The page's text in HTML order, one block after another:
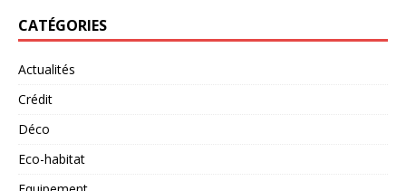
CATÉGORIES
Actualités
Crédit
Déco
Eco-habitat